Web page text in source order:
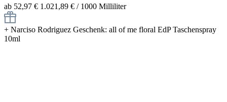
ab 52,97 € 1.021,89 € / 1000 Milliliter
+ Narciso Rodriguez Geschenk: all of me floral EdP Taschenspray
10ml